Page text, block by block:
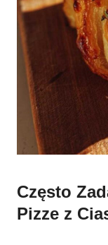
Często
Pizze z